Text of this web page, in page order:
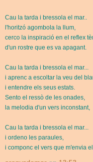
Cau la tarda i bressola el mar..
l'horitzó agombola la llum,
cerco la inspiració en el reflex
d'un rostre que es va apagant.
Cau la tarda i bressola el mar...
i aprenc a escoltar la veu del
i entendre els seus estats.
Sento el ressò de les onades,
la melodia d'un vers inconstant,
Cau la tarda i bressola el mar...
i ordeno les paraules,
i componc el vers que m'envia el